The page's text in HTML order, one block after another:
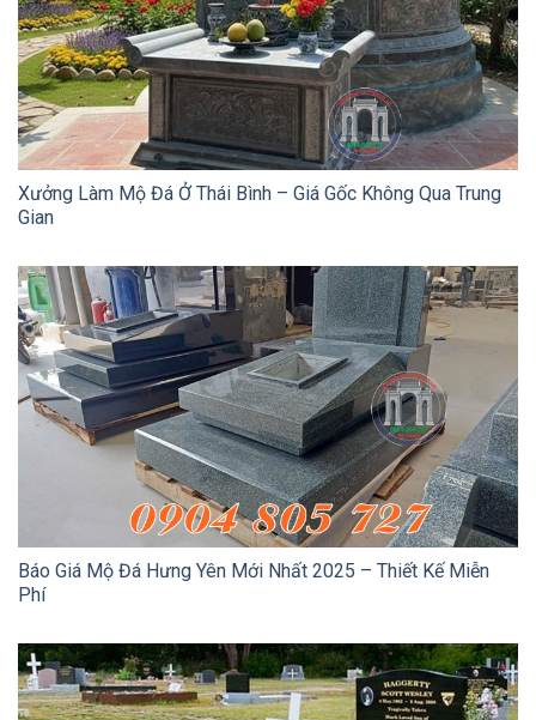
Xưởng Làm Mộ Đá Ở Thái Bình – Giá Gốc Không Qua Trung
Gian
Báo Giá Mộ Đá Hưng Yên Mới Nhất 2025 – Thiết Kế Miễn
Phí